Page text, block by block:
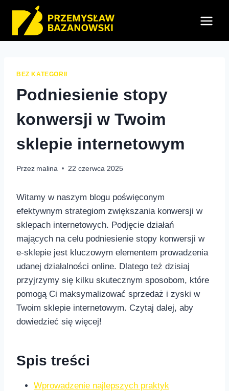
treści
BEZ KATEGORII
Podniesienie stopy
konwersji w Twoim
sklepie internetowym
Przez malina 22 czerwca 2025
Witamy w naszym blogu poświęconym
efektywnym strategiom zwiększania konwersji w
sklepach internetowych. Podjęcie⁤ działań
mających na celu podniesienie stopy konwersji w
e-sklepie jest kluczowym elementem prowadzenia
udanej działalności online. Dlatego też dzisiaj
przyjrzymy się kilku⁢ skutecznym sposobom, które
pomogą Ci maksymalizować sprzedaż i zyski w
Twoim sklepie internetowym. ‌Czytaj dalej, aby
dowiedzieć się więcej!
Spis treści
Wprowadzenie najlepszych praktyk